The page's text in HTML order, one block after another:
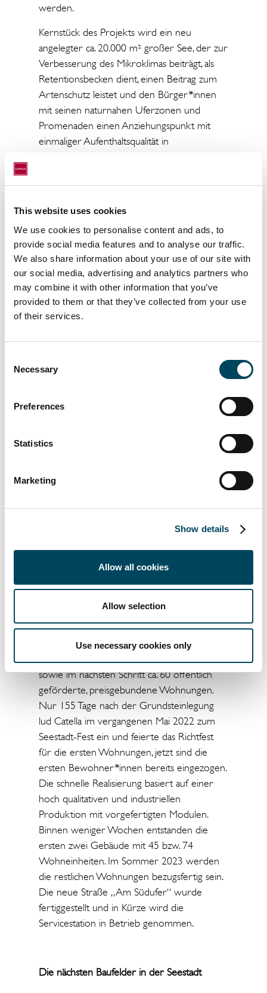
This website uses cookies
We use cookies to personalise content and ads, to
provide social media features and to analyse our traffic.
We also share information about your use of our site with
our social media, advertising and analytics partners who
may combine it with other information that you’ve
provided to them or that they’ve collected from your use
of their services.
Selection
Necessary
Preferences
Statistics
Marketing
Show details
Allow all cookies
Allow selection
Use necessary cookies only
werden.
Kernstück des Projekts wird ein neu
angelegter ca. 20.000 m² großer See, der zur
Verbesserung des Mikroklimas beiträgt, als
Retentionsbecken dient, einen Beitrag zum
Artenschutz leistet und den Bürger*innen
mit seinen naturnahen Uferzonen und
Promenaden einen Anziehungspunkt mit
einmaliger Aufenthaltsqualität in
Wirtschaft und Klimaschutz und wurde
durch das Wirtschaftsministerium des Landes
NRW sowie der EnergieAgentur.NRW als
größte Klimaschutzsiedlung des Landes
zertifiziert. Die Auszeichnung erfolgte für das
ganzheitlich überzeugende Energiekonzept,
basierend auf dem Dreiklang
Energieerzeugung, -versorgung und -
erneuerbarer Energiequellen, Wärmenetzen
führen zusammen zu einer auf optimierten
Quartiersentwicklung. Der Einsatz
nur Vorteile für die Umwelt, sondern auch
Reduzierung der Heizkosten sowie der
Energieverbräuche bringen spürbare
Catella-Projekte.
Über das Südviertel in der Seestadt
Das Südviertel ist der erste Bauabschnitt der
Seestadt und umfasst zunächst 12
Mehrfamilienhäuer mit 248 Mietwohnungen
sowie im nächsten Schritt ca. 60 öffentlich
geförderte, preisgebundene Wohnungen.
Nur 155 Tage nach der Grundsteinlegung
lud Catella im vergangenen Mai 2022 zum
Seestadt-Fest ein und feierte das Richtfest
für die ersten Wohnungen, jetzt sind die
ersten Bewohner*innen bereits eingezogen.
Die schnelle Realisierung basiert auf einer
hoch qualitativen und industriellen
Produktion mit vorgefertigten Modulen.
Binnen weniger Wochen entstanden die
ersten zwei Gebäude mit 45 bzw. 74
Wohneinheiten. Im Sommer 2023 werden
die restlichen Wohnungen bezugsfertig sein.
Die neue Straße „Am Südufer“ wurde
fertiggestellt und in Kürze wird die
Servicestation in Betrieb genommen.
Die nächsten Baufelder in der Seestadt